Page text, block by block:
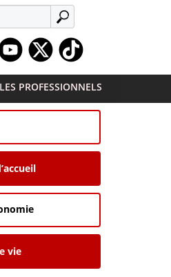
APPLIQUER
Youtube
LES PROFESSIONNELS
vie